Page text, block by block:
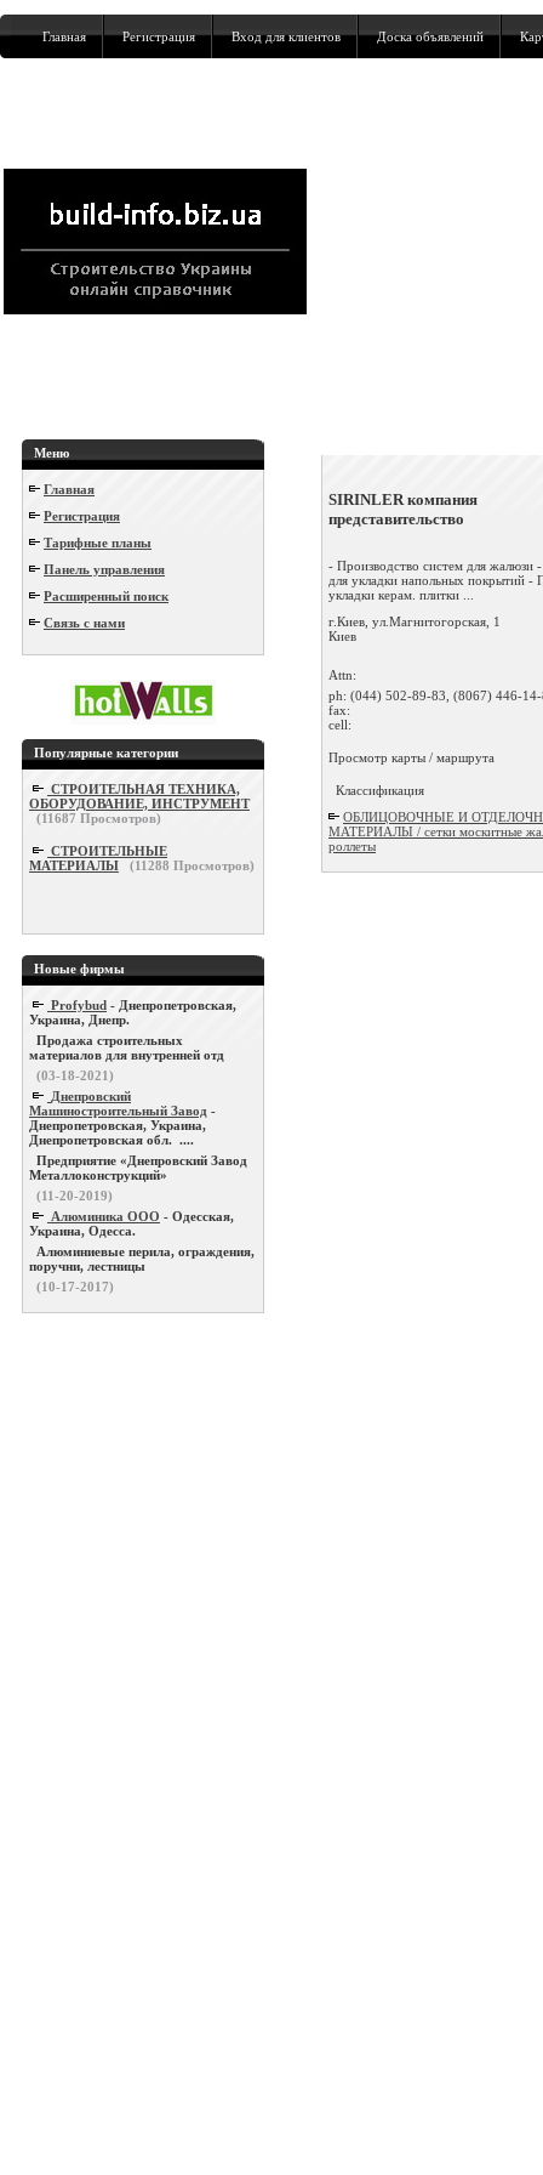
Главная Регистрация Вход для клиентов Доска объявлений
Меню
Главная
Регистрация
Тарифные планы
Панель управления
Расширенный поиск
Связь с нами
Популярные категории
СТРОИТЕЛЬНАЯ ТЕХНИКА,
ОБОРУДОВАНИЕ, ИНСТРУМЕНТ
(11687 Просмотров)
СТРОИТЕЛЬНЫЕ
МАТЕРИАЛЫ
(11288 Просмотров)
Новые фирмы
Profybud - Днепропетровская,
Украина, Днепр.
Продажа строительных
материалов для внутренней отд
(03-18-2021)
Днепровский
Машиностроительный Завод -
Днепропетровская, Украина,
Днепропетровская обл. ....
Предприятие «Днепровский Завод
Металлоконструкций»
(11-20-2019)
Алюминика ООО - Одесская,
Украина, Одесса.
Алюминиевые перила, ограждения,
поручни, лестницы
(10-17-2017)
SIRINLER компания
представительство
- Производство систем для жалюзи
для укладки напольных покрытий -
укладки керам. плитки ...
г.Киев, ул.Магнитогорская, 1
Киев
Attn:
ph: (044) 502-89-83, (8067) 446-
fax:
cell:
Просмотр карты / маршрута
Классификация
ОБЛИЦОВОЧНЫЕ И
МАТЕРИАЛЫ / сетки москитные
роллеты